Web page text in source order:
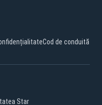
Cod de conduită
Star